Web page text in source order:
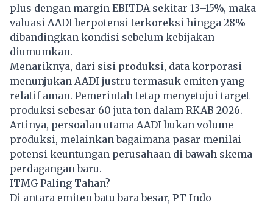
plus dengan margin EBITDA sekitar 13–15%, maka
valuasi AADI berpotensi terkoreksi hingga 28%
dibandingkan kondisi sebelum kebijakan
diumumkan.
Menariknya, dari sisi produksi, data korporasi
menunjukan AADI justru termasuk emiten yang
relatif aman. Pemerintah tetap menyetujui target
produksi sebesar 60 juta ton dalam RKAB 2026.
Artinya, persoalan utama AADI bukan volume
produksi, melainkan bagaimana pasar menilai
potensi keuntungan perusahaan di bawah skema
perdagangan baru.
ITMG Paling Tahan?
Di antara emiten batu bara besar, PT Indo